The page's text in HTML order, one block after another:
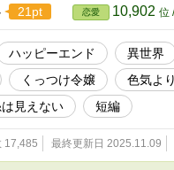
21pt 恋愛 10,902 位
ハッピーエンド 異世界
くっつけ令嬢
色気よ
見えない
短編
17,485 最終更新日 2025.11.09